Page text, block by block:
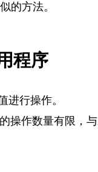
的方法。
程序
进行操作。
操作数量有限，与